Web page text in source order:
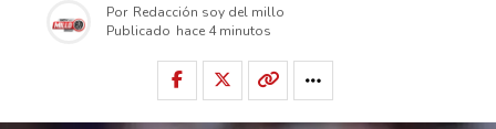
Por Redacción soy del millo
Publicado hace 4 minutos